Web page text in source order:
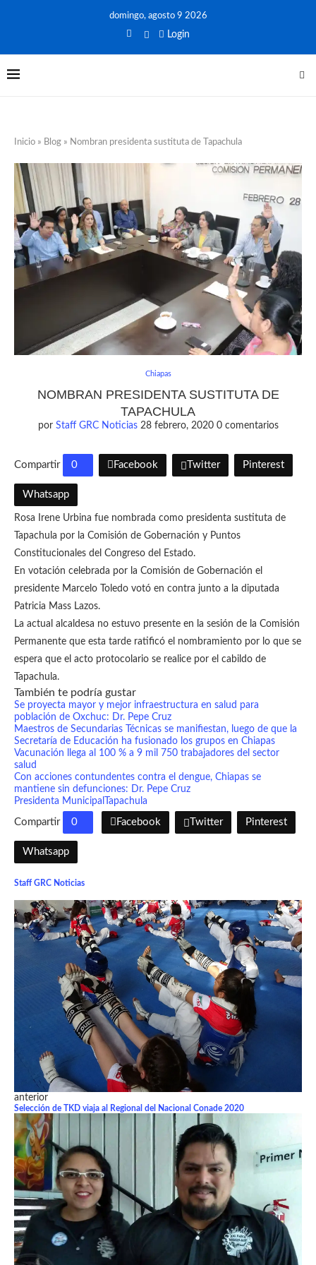
domingo, agosto 9 2026
Login
Inicio » Blog » Nombran presidenta sustituta de Tapachula
Chiapas
NOMBRAN PRESIDENTA SUSTITUTA DE
TAPACHULA
por Staff GRC Noticias 28 febrero, 2020 0 comentarios
Compartir 0 Facebook Twitter Pinterest
Whatsapp
Rosa Irene Urbina fue nombrada como presidenta sustituta de
Tapachula por la Comisión de Gobernación y Puntos
Constitucionales del Congreso del Estado.
En votación celebrada por la Comisión de Gobernación el
presidente Marcelo Toledo votó en contra junto a la diputada
Patricia Mass Lazos.
La actual alcaldesa no estuvo presente en la sesión de la Comisión
Permanente que esta tarde ratificó el nombramiento por lo que se
espera que el acto protocolario se realice por el cabildo de
Tapachula.
También te podría gustar
Se proyecta mayor y mejor infraestructura en salud para
población de Oxchuc: Dr. Pepe Cruz
Maestros de Secundarias Técnicas se manifiestan, luego de que la
Secretaría de Educación ha fusionado los grupos en Chiapas
Vacunación llega al 100 % a 9 mil 750 trabajadores del sector
salud
Con acciones contundentes contra el dengue, Chiapas se
mantiene sin defunciones: Dr. Pepe Cruz
Presidenta Municipal
Tapachula
Compartir 0 Facebook Twitter Pinterest
Whatsapp
Staff GRC Noticias
anterior
Selección de TKD viaja al Regional del Nacional Conade 2020